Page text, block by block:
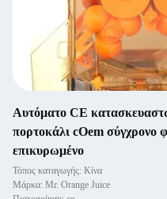
Αυτόματο CE
πορτοκάλι cOem σύγχρονο
επικυρωμένο
Τόπος καταγωγής: Κίνα
Μάρκα: Mr. Orange Juice